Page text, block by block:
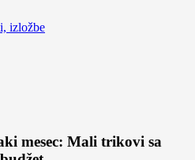
izložbe
mesec: Mali trikovi sa